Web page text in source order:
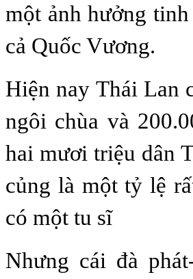
một ảnh hưởng
cả Quốc Vương.
Hiện nay Thái Lan
ngôi chùa và
hai mươi triệu dân
củng là một tỷ lệ
có một tu sĩ
Nhưng cái đà